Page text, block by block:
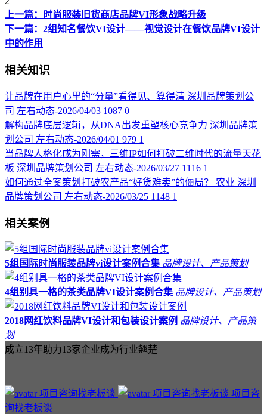
上一篇：时尚服装旧货商店品牌VI形象战略升级
下一篇：2组知名餐饮VI设计——视觉设计在餐饮品牌VI设计
中的作用
相关知识
让品牌在用户心里的“分量”看得见、算得清 深圳品牌策划公
司 左右动态-2026/04/03 1087 0
解构品牌底层逻辑，从DNA出发重塑核心竞争力 深圳品牌策
划公司 左右动态-2026/04/01 979 1
当品牌人格化成为刚需，三维IP如何打破二维时代的流量天花
板 深圳品牌策划公司 左右动态-2026/03/27 1116 1
如何通过全案策划打破农产品“好货难卖”的僵局？
农业 深圳
品牌策划公司 左右动态-2026/03/25 1148 1
相关案例
5组国际时尚服装品牌vi设计案例合集 品牌设计、产品策划
4组别具一格的茶类品牌VI设计案例合集 品牌设计、产品策划
2018网红饮料品牌VI设计和包装设计案例 品牌设计、产品策
划
成立13年助力13家企业成为行业翘楚
项目咨
询找老板谈